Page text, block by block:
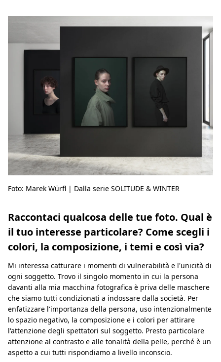
Foto: Marek Würfl | Dalla serie SOLITUDE & WINTER
Raccontaci qualcosa delle tue foto. Qual è
il tuo interesse particolare? Come scegli i
colori, la composizione, i temi e così via?
Mi interessa catturare i momenti di vulnerabilità e l'unicità di
ogni soggetto. Trovo il singolo momento in cui la persona
davanti alla mia macchina fotografica è priva delle maschere
che siamo tutti condizionati a indossare dalla società. Per
enfatizzare l'importanza della persona, uso intenzionalmente
lo spazio negativo, la composizione e i colori per attirare
l'attenzione degli spettatori sul soggetto. Presto particolare
attenzione al contrasto e alle tonalità della pelle, perché è un
aspetto a cui tutti rispondiamo a livello inconscio.